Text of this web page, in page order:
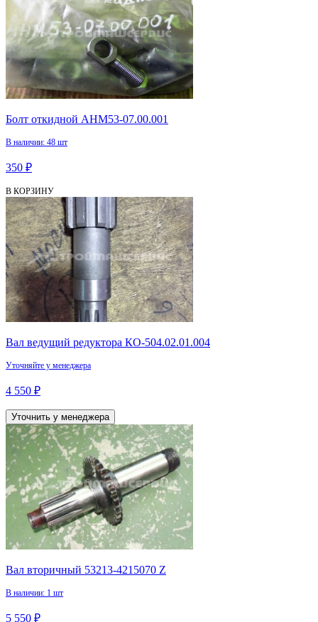
Болт откидной АНМ53-07.00.001
В наличии: 48 шт
350 ₽
В КОРЗИНУ
Вал ведущий редуктора КО-504.02.01.004
Уточняйте у менеджера
4 550 ₽
Уточнить у менеджера
Вал вторичный 53213-4215070 Z
В наличии: 1 шт
5 550 ₽